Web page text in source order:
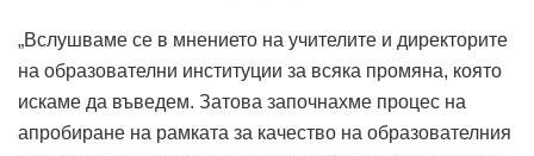
„Вслушваме се в мнението на учителите и директорите
на образователни институции за всяка промяна, която
искаме да въведем. Затова започнахме процес на
апробиране на рамката за качество на образователния